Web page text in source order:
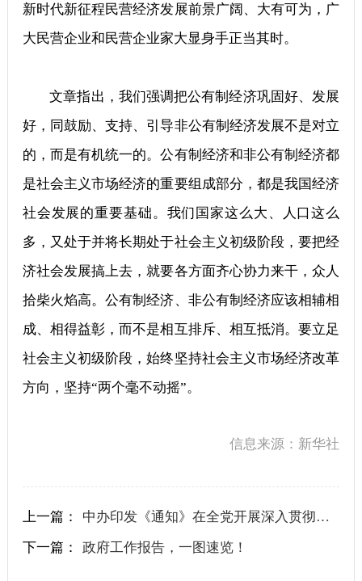
新时代新征程民营经济发展前景广阔、大有可为，广
大民营企业和民营企业家大显身手正当其时。
文章指出，我们强调把公有制经济巩固好、发展
好，同鼓励、支持、引导非公有制经济发展不是对立
的，而是有机统一的。公有制经济和非公有制经济都
是社会主义市场经济的重要组成部分，都是我国经济
社会发展的重要基础。我们国家这么大、人口这么
多，又处于并将长期处于社会主义初级阶段，要把经
济社会发展搞上去，就要各方面齐心协力来干，众人
拾柴火焰高。公有制经济、非公有制经济应该相辅相
成、相得益彰，而不是相互排斥、相互抵消。要立足
社会主义初级阶段，始终坚持社会主义市场经济改革
方向，坚持“两个毫不动摇”。
信息来源：新华社
上一篇：
中办印发《通知》在全党开展深入贯彻中央八项规定精神学习教育
下一篇：
政府工作报告，一图速览！